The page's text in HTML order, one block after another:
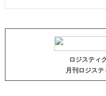
ロジスティ
月刊ロジス